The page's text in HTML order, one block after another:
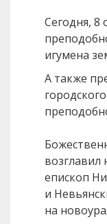
Сегодня, 8
игумена
А также
возглавил
епископ
и
на